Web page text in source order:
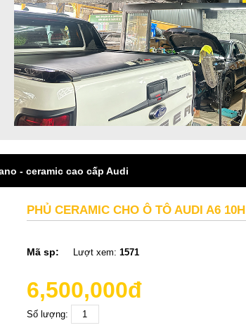
- ceramic cao cấp Audi
PHỦ CERAMIC CHO Ô TÔ AUDI A6 10H
Mã sp: Lượt xem: 1571
6,500,000đ
Số lượng: